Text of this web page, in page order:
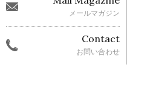
メールマガジン
Contact
お問い合わせ